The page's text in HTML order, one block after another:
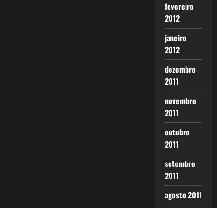
fevereiro
2012
janeiro
2012
dezembro
2011
novembro
2011
outubro
2011
setembro
2011
agosto 2011